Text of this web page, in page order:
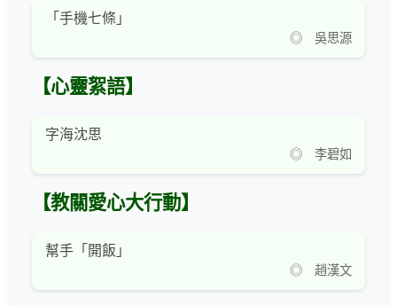
「手機七條」
◎ 吳思源
【心靈絮語】
字海沈思
◎ 李碧如
【教關愛心大行動】
幫手「開飯」
◎ 趙漢文